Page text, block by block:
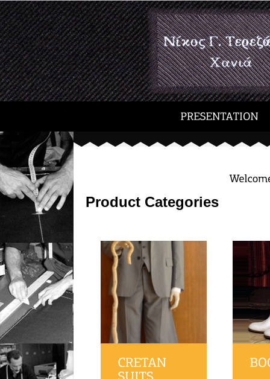
Product Categories
ΓΚΙΛΟΤΕΣ